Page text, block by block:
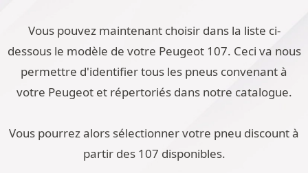
Vous pouvez maintenant choisir dans la liste ci-
dessous le modèle de votre Peugeot 107. Ceci va nous
permettre d'identifier tous les pneus convenant à
votre Peugeot et répertoriés dans notre catalogue.
Vous pourrez alors sélectionner votre pneu discount à
partir des 107 disponibles.